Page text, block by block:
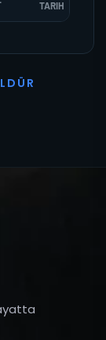
TARIH
L D Ü R